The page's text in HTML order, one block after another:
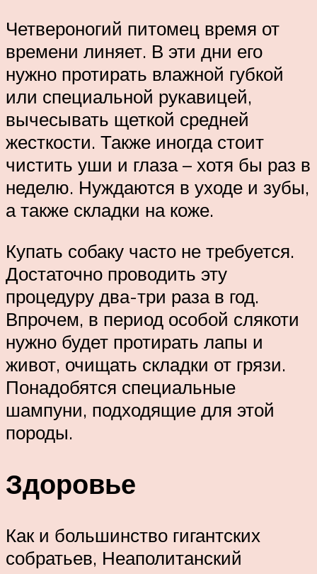
Четвероногий питомец время от
времени линяет. В эти дни его
нужно протирать влажной губкой
или специальной рукавицей,
вычесывать щеткой средней
жесткости. Также иногда стоит
чистить уши и глаза – хотя бы раз в
неделю. Нуждаются в уходе и зубы,
а также складки на коже.
Купать собаку часто не требуется.
Достаточно проводить эту
процедуру два-три раза в год.
Впрочем, в период особой слякоти
нужно будет протирать лапы и
живот, очищать складки от грязи.
Понадобятся специальные
шампуни, подходящие для этой
породы.
Здоровье
Как и большинство гигантских
собратьев, Неаполитанский